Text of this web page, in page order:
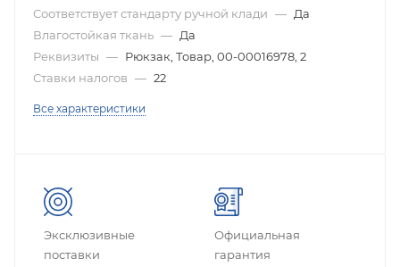
Соответствует стандарту ручной клади — Да
Влагостойкая ткань — Да
Реквизиты — Рюкзак, Товар, 00-00016978, 2
Ставки налогов — 22
Все характеристики
Эксклюзивные
поставки
Официальная
гарантия